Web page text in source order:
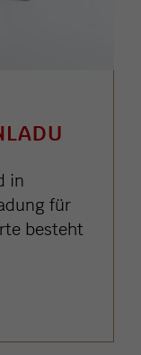
in
für
besteht